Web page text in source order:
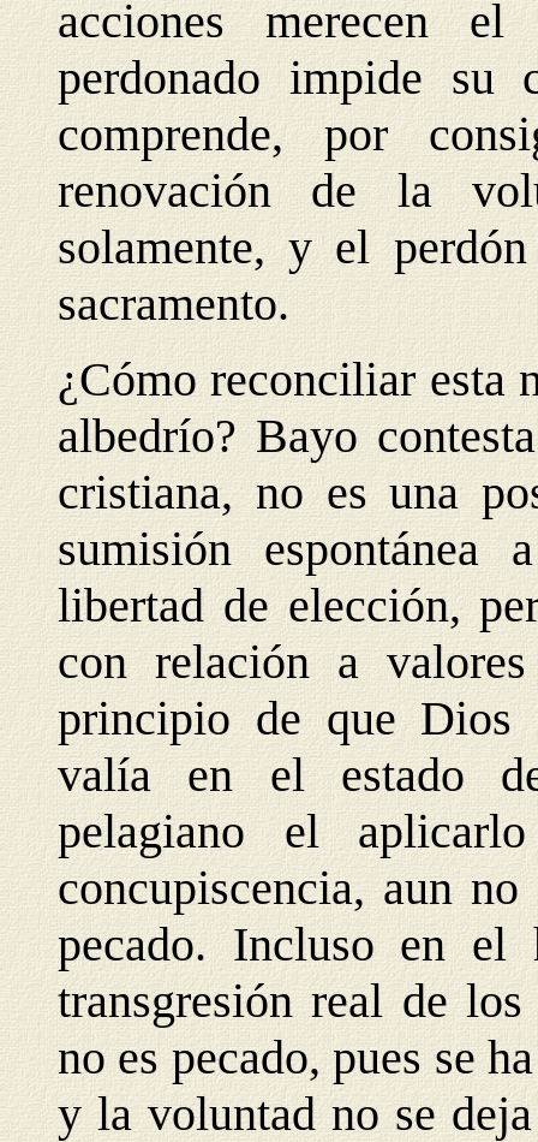
acciones merecen
perdonado impide su
comprende, por
renovación de la
solamente, y el
sacramento.
¿Cómo reconciliar esta
albedrío? Bayo
cristiana, no es una
sumisión
libertad de elección,
con relación a
principio de que Dios
valía en el estado
pelagiano el
concupiscencia, aun
pecado. Incluso en el
transgresión real de
no es pecado, pues se
y la voluntad no se